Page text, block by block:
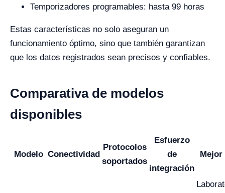
Temporizadores programables: hasta 99 horas
Estas características no solo aseguran un
funcionamiento óptimo, sino que también garantizan
que los datos registrados sean precisos y confiables.
Comparativa de modelos
disponibles
Modelo Conectividad
Protocolos
soportados
Esfuerzo
de
integración
Mejor